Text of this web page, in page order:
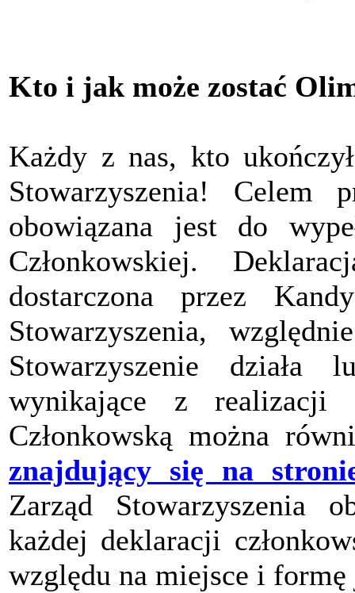
Kto i jak może zostać
Każdy z nas, kto
Stowarzyszenia! Celem
obowiązana jest do
Członkowskiej.
dostarczona przez
Stowarzyszenia,
Stowarzyszenie działa
wynikające z realizacji
Członkowską można
znajdujący się na
Zarząd Stowarzyszenia
każdej deklaracji
względu na miejsce i